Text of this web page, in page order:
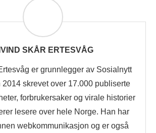
SKÅR ERTESVÅG
er grunnlegger av Sosialnytt
2014 skrevet over 17.000 publiserte
forbrukersaker og virale historier
lesere over hele Norge. Han har
webkommunikasjon og er også